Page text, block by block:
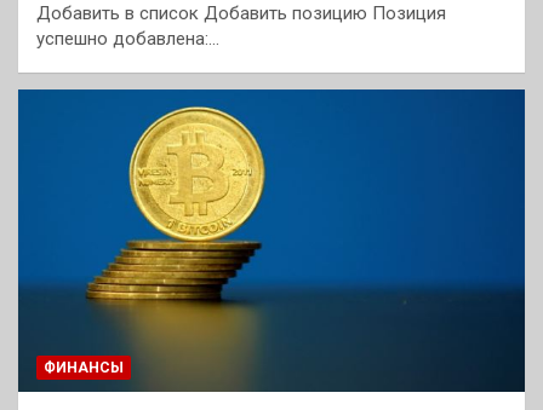
Добавить в список Добавить позицию Позиция
успешно добавлена:…
ФИНАНСЫ